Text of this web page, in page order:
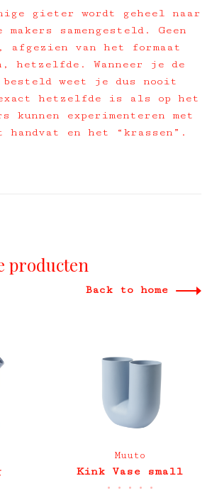
gieter wordt geheel naar
samengesteld. Geen
van het formaat
hetzelfde. Wanneer je de
weet je dus nooit
hetzelfde is als op het
kunnen experimenteren met
en het “krassen”.
producten
Back to home
Muuto
Kink Vase small
• • • • •